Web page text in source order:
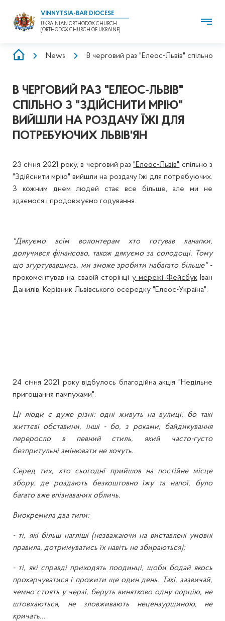
VINNYTSIA-BAR DIOCESE
UKRAINIAN ORTHODOX CHURCH
(ORTHODOX CHURCH OF UKRAINE)
BREADCRUMB
News В черговий раз "Елеос-Львів" спільно з
В ЧЕРГОВИЙ РАЗ "ЕЛЕОС-ЛЬВІВ"
СПІЛЬНО З "ЗДІЙСНИТИ МРІЮ"
ВИЙШЛИ НА РОЗДАЧУ ЇЖІ ДЛЯ
ПОТРЕБУЮЧИХ ЛЬВІВ'ЯН
23 січня 2021 року, в черговий раз"Елеос-Львів" спільно з
"Здійснити мрію" вийшли на роздачу їжі для потребуючих.
З кожним днем людей стає все більше, але ми не
здаємося і продовжуємо годування.
"Дякуємо всім волонтерам хто готував канапки,
долучився фінансово, також дякуємо за солодощі. Тому
що згуртувавшись, ми зможе зробити набагато більше"-
прокоментував на сваоїй сторінці у мережі ФейсбукІван
Данилів, Керівник Львівського осередку "Елеос-Україна".
24 січня 2021 року відбулось благодійна акція "Недільне
пригощання пампухами".
Ці люди є дуже різні: одні живуть на вулиці, бо такі
життєві обставини, інші - бо, з роками, байдикування
переросло в певний стиль, який часто-густо
безпритульні змінювати не хочуть.
Серед тих, хто сьогодні прийшов на постійне місце
збору, де роздають безкоштовно їжу та напої, було
багато вже впізнаваних обличь.
Виокремила два типи:
- ті, які більш нагліші (незважаючи на виставлені умовні
правила, дотримуватись їх навіть не збираються);
- ті, які справді приходять поодинці, щоби бодай якось
прохарчуватися і прожити ще один день. Такі, зазвичай,
чемно стоять у черзі, беруть винятково одну порцію, не
штовхаються, не зловживають нецензурщиною, не
кричать...